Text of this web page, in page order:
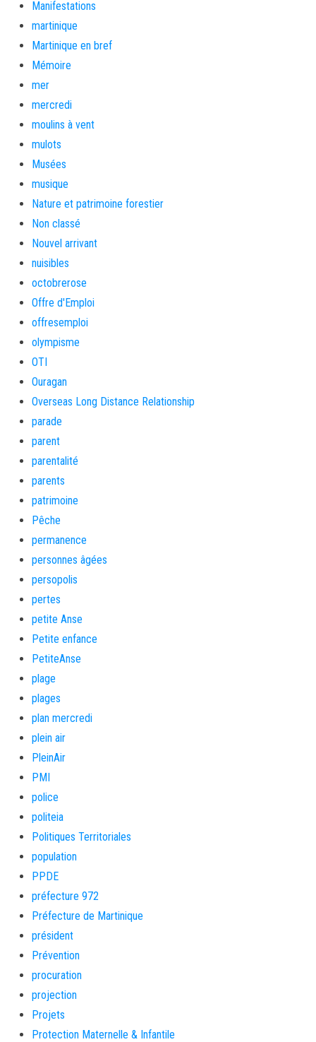
Manifestations
martinique
Martinique en bref
Mémoire
mer
mercredi
moulins à vent
mulots
Musées
musique
Nature et patrimoine forestier
Non classé
Nouvel arrivant
nuisibles
octobrerose
Offre d'Emploi
offresemploi
olympisme
OTI
Ouragan
Overseas Long Distance Relationship
parade
parent
parentalité
parents
patrimoine
Pêche
permanence
personnes âgées
persopolis
pertes
petite Anse
Petite enfance
PetiteAnse
plage
plages
plan mercredi
plein air
PleinAir
PMI
police
politeia
Politiques Territoriales
population
PPDE
préfecture 972
Préfecture de Martinique
président
Prévention
procuration
projection
Projets
Protection Maternelle & Infantile